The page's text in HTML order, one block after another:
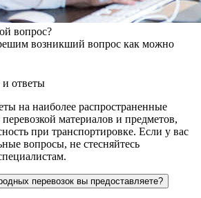
вопрос?
возникший вопрос как можно
ответы
на наиболее распространенные
материалов и предметов,
при транспортировке. Если у вас
вопросы, не стесняйтесь
перевозок вы предоставляете?